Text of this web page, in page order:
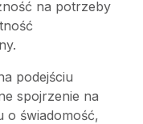
na potrzeby
podejściu
spojrzenie na
o świadomość,